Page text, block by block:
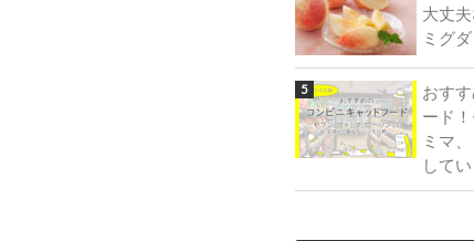
大丈
ミグ
おす
ード
ミマ
してい